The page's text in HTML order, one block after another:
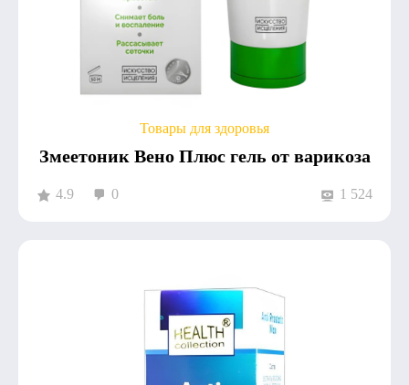
Товары для здоровья
Змеетоник Вено Плюс гель от варикоза
4.9 0 1 524